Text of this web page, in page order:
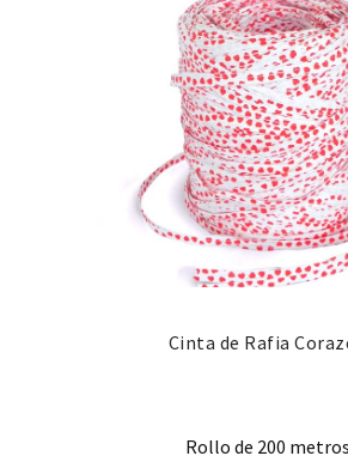
Cinta de Rafia
Rollo de 200 metros